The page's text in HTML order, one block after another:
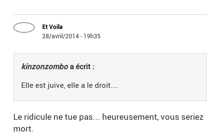
Et Voila
28/avril/2014 - 19h35
kinzonzomboa écrit :
Elle est juive, elle a le droit....
Le ridicule ne tue pas... heureusement, vous seriez
mort.